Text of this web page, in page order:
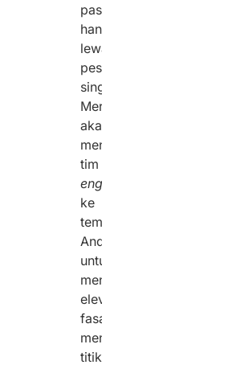
pasti
hanya
lewat
pesan
singkat.
Mereka
akan
mengirim
tim
engineering
ke
tempat
Anda
untuk
mengukur
elevasi
fasad,
mengecek
titik